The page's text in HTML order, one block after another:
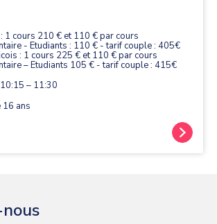
1 cours 210 € et 110 € par cours
- Etudiants : 110 € - tarif couple : 405€
: 1 cours 225 € et 110 € par cours
– Etudiants 105 € - tarif couple : 415€
– 11:30
ans